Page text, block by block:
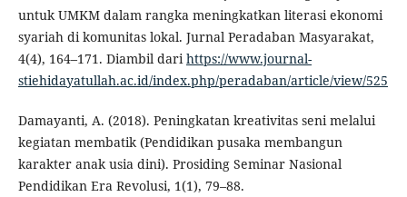
untuk UMKM dalam rangka meningkatkan literasi ekonomi
syariah di komunitas lokal. Jurnal Peradaban Masyarakat,
4(4), 164–171. Diambil darihttps://www.journal-
stiehidayatullah.ac.id/index.php/peradaban/article/view/525
Damayanti, A. (2018). Peningkatan kreativitas seni melalui
kegiatan membatik (Pendidikan pusaka membangun
karakter anak usia dini). Prosiding Seminar Nasional
Pendidikan Era Revolusi, 1(1), 79–88.